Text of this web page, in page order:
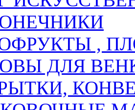
,
ДЛЯ